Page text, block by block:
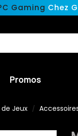
Gaming Chez
Promos
Jeux